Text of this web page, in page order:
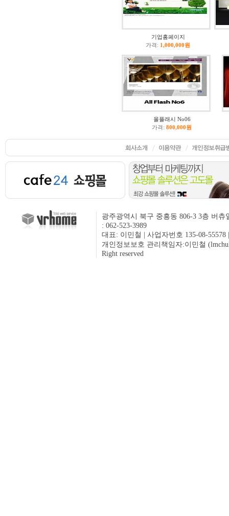
기업홈페이지
가격: 1,000,000원
올플래시 No06
가격: 800,000원
광주광역시 북구 중흥동 806-3 3층 버츄
: 062-523-3989
대표: 이민철 | 사업자번호 135-08-
개인정보보호 관리책임자:이민철
Right reserved